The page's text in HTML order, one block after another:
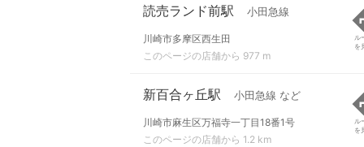
読売ランド前駅 小田急線
川崎市多摩区西生田
このページの店舗から 977 m
ル
を
新百合ヶ丘駅 小田急線 など
川崎市麻生区万福寺一丁目18番1号
このページの店舗から 1.2 km
ル
を